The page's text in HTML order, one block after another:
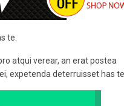
te.
atqui verear, an erat postea
expetenda deterruisset has